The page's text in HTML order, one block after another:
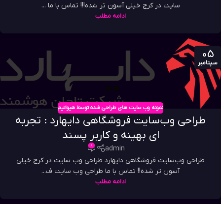
سایت در کرج خیلی آسون تر شده!!! تماس با ما ...
ادامه مطلب
05
سپتامبر
نمونه وب سایت های طراحی شده توسط هیواتیم
طراحی وب‌سایت فروشگاهی دایهارد : تجربه
ای بهینه و کاربر پسند
admin
0
طراحی وب‌سایت فروشگاهی دایهارد طراحی وب سایت در کرج خیلی
آسون تر شده!! تماس با ما طراحی وب سایت ف...
ادامه مطلب